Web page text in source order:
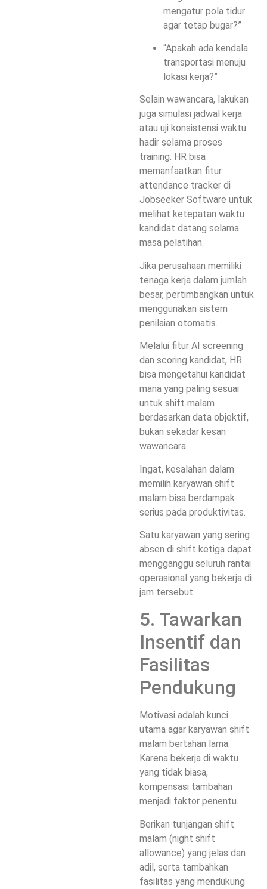
mengatur pola tidur
agar tetap bugar?”
“Apakah ada kendala
transportasi menuju
lokasi kerja?”
Selain wawancara, lakukan
juga simulasi jadwal kerja
atau uji konsistensi waktu
hadir selama proses
training. HR bisa
memanfaatkan fitur
attendance tracker di
Jobseeker Software untuk
melihat ketepatan waktu
kandidat datang selama
masa pelatihan.
Jika perusahaan memiliki
tenaga kerja dalam jumlah
besar, pertimbangkan untuk
menggunakan sistem
penilaian otomatis
Melalui fitur AI screening
dan scoring kandidat, HR
bisa mengetahui kandidat
mana yang paling sesuai
untuk shift malam
berdasarkan data objektif,
bukan sekadar kesan
wawancara.
Ingat, kesalahan dalam
memilih karyawan shift
malam bisa berdampak
serius pada produktivitas.
Satu karyawan yang sering
absen di shift ketiga dapat
mengganggu seluruh rantai
operasional yang bekerja di
jam tersebut.
5. Tawarkan
Insentif dan
Fasilitas
Pendukung
Motivasi adalah kunci
utama agar karyawan shift
malam bertahan lama.
Karena bekerja di waktu
yang tidak biasa,
kompensasi tambahan
menjadi faktor penentu.
Berikan tunjangan shift
malam (night shift
allowance) yang jelas dan
adil, serta tambahkan
fasilitas yang mendukung